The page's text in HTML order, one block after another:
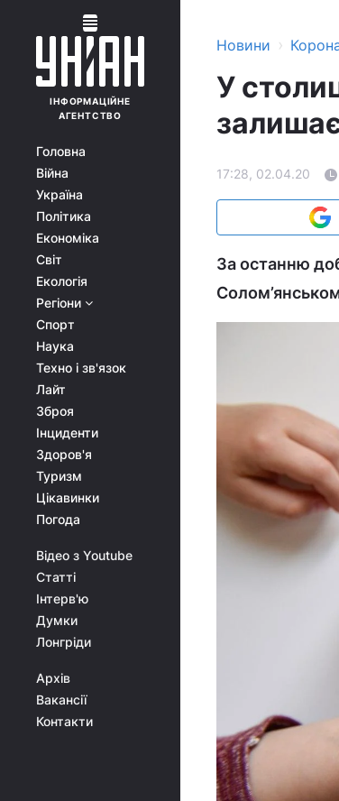
ІНФОРМАЦІЙНЕ
АГЕНТСТВО
Головна
Війна
Україна
Політика
Економіка
Світ
Екологія
Регіони
Спорт
Наука
Техно і зв'язок
Лайт
Зброя
Інциденти
Здоров'я
Туризм
Цікавинки
Погода
Відео з Youtube
Статті
Інтерв'ю
Думки
Лонгріди
Архів
Вакансії
Контакти
Новини ›
У
17:28, 02.04.20
За останню